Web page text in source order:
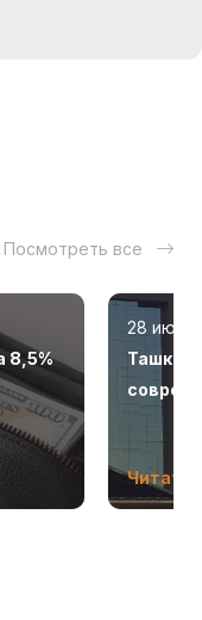
Посмотреть все
8,5%
28 июля
Читать